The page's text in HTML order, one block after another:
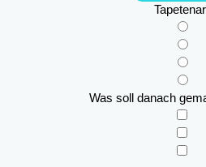
Was soll danach